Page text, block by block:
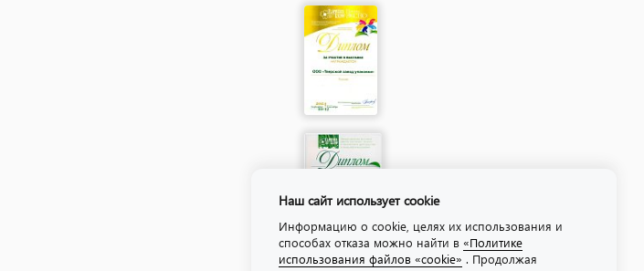
Наш сайт использует cookie
Информацию о cookie, целях их использования и
способах отказа можно найти в «Политике
использования файлов «cookie» . Продолжая